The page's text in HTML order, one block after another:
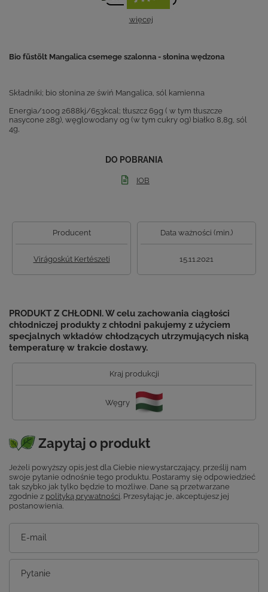
więcej
Bio füstölt Mangalica csemege szalonna - słonina wędzona
Składniki; bio słonina ze świń Mangalica, sól kamienna
Energia/100g 2688kj/653kcal; tłuszcz 69g ( w tym tłuszcze
nasycone 28g), węglowodany 0g (w tym cukry 0g) białko 8,8g, sól
4g,
DO POBRANIA
IOB
Producent
Virágoskút Kertészeti
Data ważności (min.)
15.11.2021
PRODUKT Z CHŁODNI. W celu zachowania ciągłości
chłodniczej produkty z chłodni pakujemy z użyciem
specjalnych wkładów chłodzących utrzymujących niską
temperaturę w trakcie dostawy.
Kraj produkcji
Węgry
Zapytaj o produkt
Jeżeli powyższy opis jest dla Ciebie niewystarczający, prześlij nam
swoje pytanie odnośnie tego produktu. Postaramy się odpowiedzieć
tak szybko jak tylko będzie to możliwe. Dane są przetwarzane
zgodnie z polityką prywatności. Przesyłając je, akceptujesz jej
postanowienia.
E-mail
Pytanie